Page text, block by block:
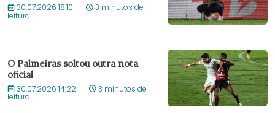
30.07.2026 18:10 3 minutos de
leitura
O Palmeiras soltou outra nota
oficial
30.07.2026 14:22 3 minutos de
leitura